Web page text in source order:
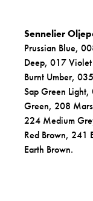
Sennelier
Prussian Blue,
Deep, 017
Burnt Umber,
Sap Green
Green, 208
224 Medium
Red Brown, 241
Earth Brown.